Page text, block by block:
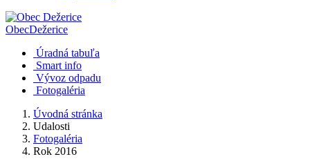
ObecDežerice
Úradná tabuľa
Smart info
Vývoz odpadu
Fotogaléria
Úvodná stránka
Udalosti
Fotogaléria
Rok 2016